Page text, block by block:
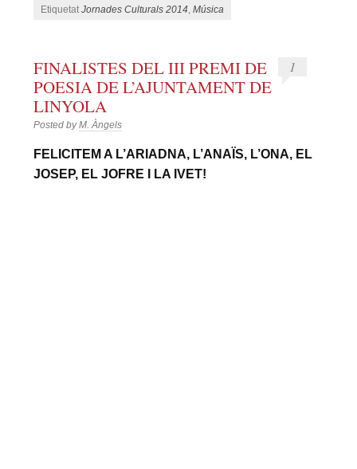
EtiquetatJornades Culturals 2014 ,Música
FINALISTES DEL III PREMI DE
POESIA DE L’AJUNTAMENT DE
LINYOLA
Posted byM. Àngels
1
FELICITEM A L’ARIADNA, L’ANAÏS, L’ONA, EL
JOSEP, EL JOFRE I LA IVET!